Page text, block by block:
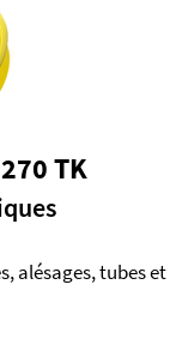
TK
alésages, tubes